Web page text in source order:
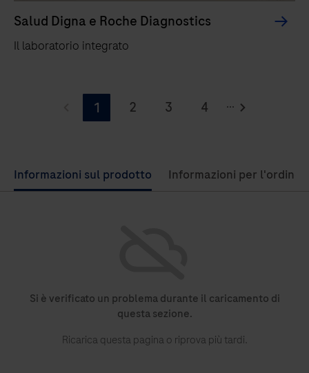
Salud Digna e Roche Diagnostics
Il laboratorio integrato
1 2 3 4 ...
Use
left
Informazioni sul prodotto Informazioni per l'ordine
Si è verificato un problema durante il caricamento di
questa sezione.
Ricarica questa pagina o riprova più tardi.